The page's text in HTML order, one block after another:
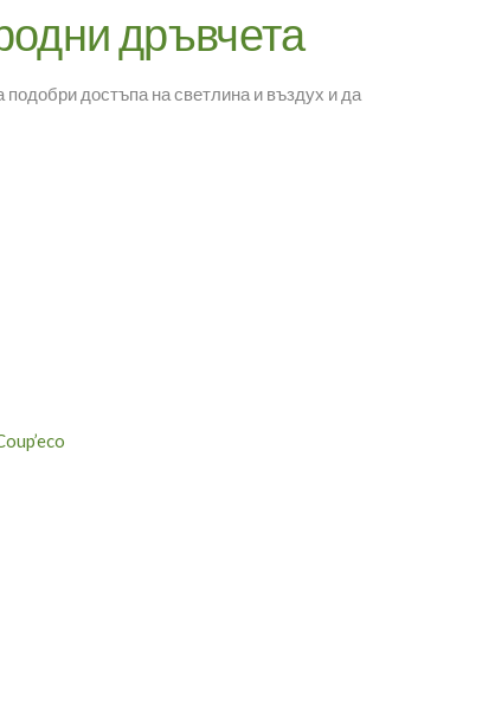
дръвчета
подобри достъпа на светлина и въздух и да